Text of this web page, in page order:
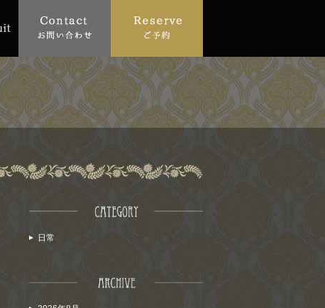
日常